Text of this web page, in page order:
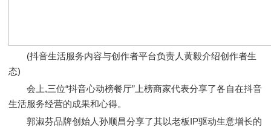
(抖音生活服务内容与创作者平台负责人黄毅介绍创作者生
态)
会上,三位“抖音心动榜餐厅”上榜商家代表分享了各自在抖音
生活服务经营的成果和心得。
郭淑芬品牌创始人孙顺昌分享了其以老板IP驱动生意增长的